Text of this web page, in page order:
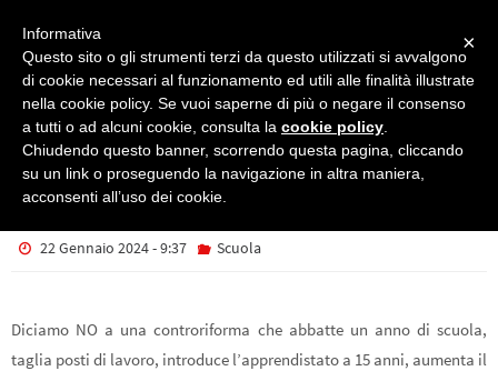
Scuola RIFORMA DEI TECNICI E PROFESSIONALI – NO GRAZIE!
RIFORMA DEI TECNICI E
PROFESSIONALI – NO GRAZIE!
22 Gennaio 2024 - 9:37 Scuola
Diciamo NO a una controriforma che abbatte un anno di scuola,
taglia posti di lavoro, introduce l’apprendistato a 15 anni, aumenta il
×
Informativa
Questo sito o gli strumenti terzi da questo utilizzati si avvalgono
di cookie necessari al funzionamento ed utili alle finalità illustrate
nella cookie policy. Se vuoi saperne di più o negare il consenso
a tutti o ad alcuni cookie, consulta la cookie policy
Chiudendo questo banner, scorrendo questa pagina, cliccando
su un link o proseguendo la navigazione in altra maniera,
acconsenti all’uso dei cookie.